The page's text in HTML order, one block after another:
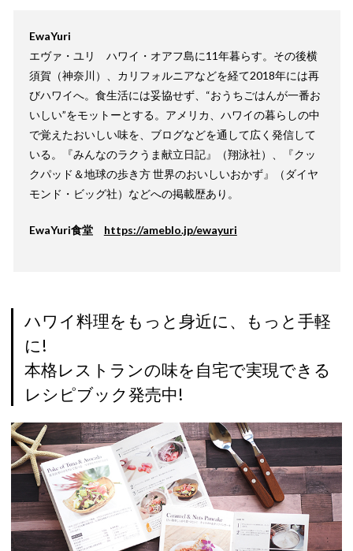
EwaYuri
エヴァ・ユリ ハワイ・オアフ島に11年暮らす。その後横
須賀（神奈川）、カリフォルニアなどを経て2018年には再
びハワイへ。食生活には妥協せず、“おうちごはんが一番お
いしい”をモットーとする。アメリカ、ハワイの暮らしの中
で覚えたおいしい味を、ブログなどを通して広く発信して
いる。『みんなのラクうま献立日記』（翔泳社）、『クッ
クパッド＆地球の歩き方 世界のおいしいおかず』（ダイヤ
モンド・ビッグ社）などへの掲載歴あり。
EwaYuri食堂 https://ameblo.jp/ewayuri
ハワイ料理をもっと身近に、もっと手軽
に!
本格レストランの味を自宅で実現できる
レシピブック発売中!